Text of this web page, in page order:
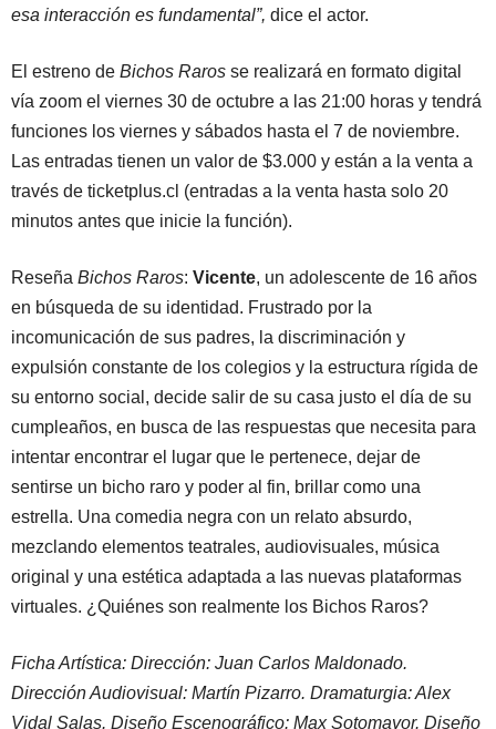
esa interacción es fundamental”, dice el actor.
El estreno de Bichos Raros se realizará en formato digital
vía zoom el viernes 30 de octubre a las 21:00 horas y tendrá
funciones los viernes y sábados hasta el 7 de noviembre.
Las entradas tienen un valor de $3.000 y están a la venta a
través de ticketplus.cl (entradas a la venta hasta solo 20
minutos antes que inicie la función).
Reseña Bichos Raros: Vicente, un adolescente de 16 años
en búsqueda de su identidad. Frustrado por la
incomunicación de sus padres, la discriminación y
expulsión constante de los colegios y la estructura rígida de
su entorno social, decide salir de su casa justo el día de su
cumpleaños, en busca de las respuestas que necesita para
intentar encontrar el lugar que le pertenece, dejar de
sentirse un bicho raro y poder al fin, brillar como una
estrella. Una comedia negra con un relato absurdo,
mezclando elementos teatrales, audiovisuales, música
original y una estética adaptada a las nuevas plataformas
virtuales. ¿Quiénes son realmente los Bichos Raros?
Ficha Artística: Dirección: Juan Carlos Maldonado.
Dirección Audiovisual: Martín Pizarro. Dramaturgia: Alex
Vidal Salas. Diseño Escenográfico: Max Sotomayor. Diseño